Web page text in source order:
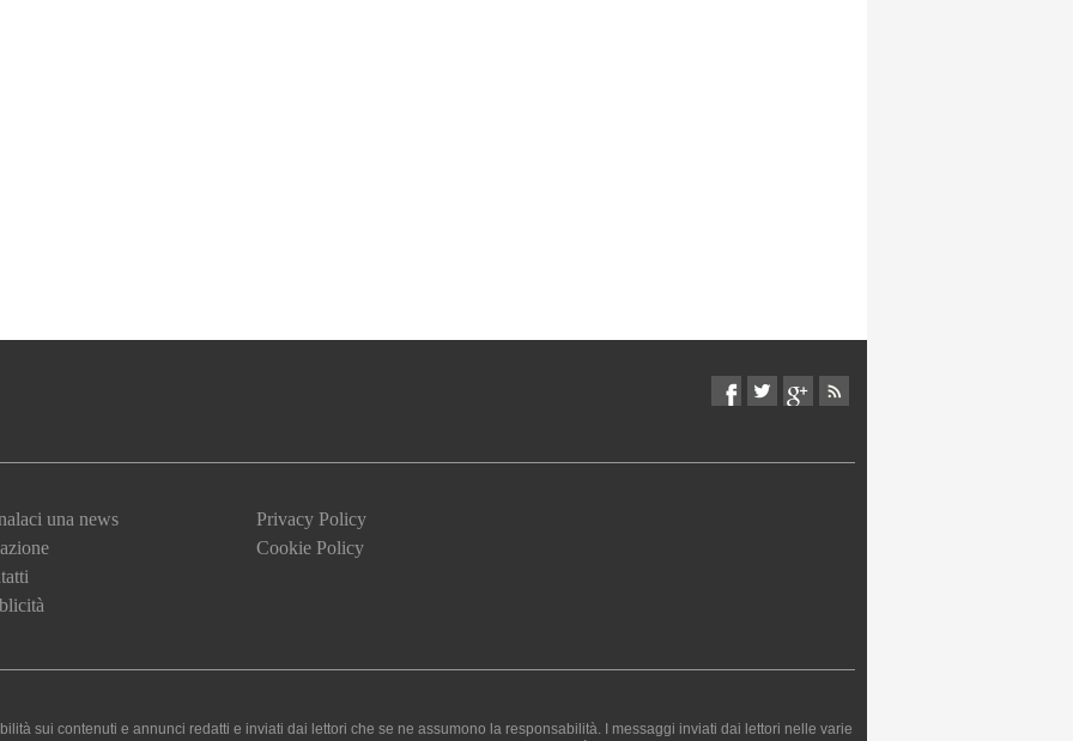
una news
Privacy Policy
Cookie Policy
sui contenuti e annunci redatti e inviati dai lettori che se ne assumono la responsabilità. I messaggi inviati dai lettori nelle varie